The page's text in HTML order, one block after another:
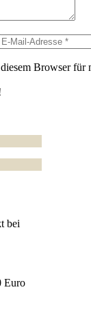
E-
AdresseBrowser für
bei
Euro